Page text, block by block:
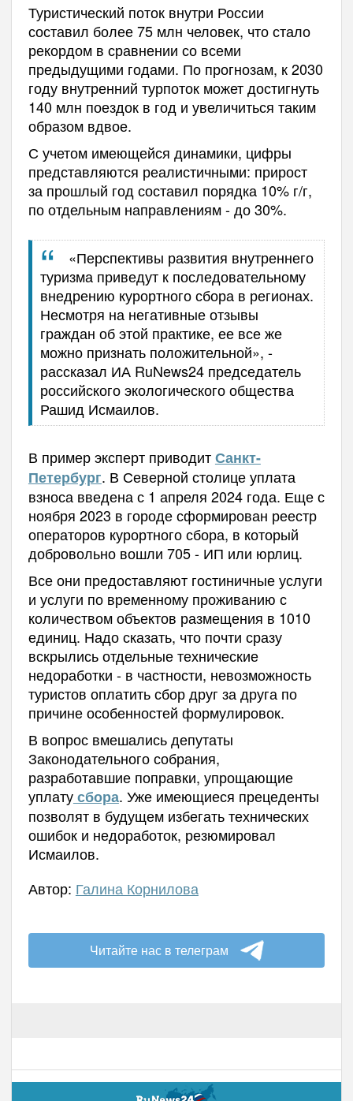
Туристический поток внутри России
составил более 75 млн человек, что стало
рекордом в сравнении со всеми
предыдущими годами. По прогнозам, к 2030
году внутренний турпоток может достигнуть
140 млн поездок в год и увеличиться таким
образом вдвое.
С учетом имеющейся динамики, цифры
представляются реалистичными: прирост
за прошлый год составил порядка 10% г/г,
по отдельным направлениям - до 30%.
«Перспективы развития внутреннего
туризма приведут к последовательному
внедрению курортного сбора в регионах.
Несмотря на негативные отзывы
граждан об этой практике, ее все же
можно признать положительной», -
рассказал ИА RuNews24 председатель
российского экологического общества
Рашид Исмаилов.
В пример эксперт приводитСанкт-
Петербург. В Северной столице уплата
взноса введена с 1 апреля 2024 года. Еще с
ноября 2023 в городе сформирован реестр
операторов курортного сбора, в который
добровольно вошли 705 - ИП или юрлиц.
Все они предоставляют гостиничные услуги
и услуги по временному проживанию с
количеством объектов размещения в 1010
единиц. Надо сказать, что почти сразу
вскрылись отдельные технические
недоработки - в частности, невозможность
туристов оплатить сбор друг за друга по
причине особенностей формулировок.
В вопрос вмешались депутаты
Законодательного собрания,
разработавшие поправки, упрощающие
уплатусбора. Уже имеющиеся прецеденты
позволят в будущем избегать технических
ошибок и недоработок, резюмировал
Исмаилов.
Автор: Галина Корнилова
Читайте нас в телеграм